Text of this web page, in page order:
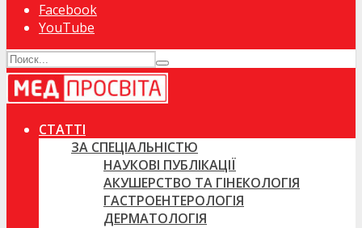
Facebook
YouTube
СТАТТІ
ЗА СПЕЦІАЛЬНІСТЮ
НАУКОВІ ПУБЛІКАЦІЇ
АКУШЕРСТВО ТА ГІНЕКОЛОГІЯ
ГАСТРОЕНТЕРОЛОГІЯ
ДЕРМАТОЛОГІЯ